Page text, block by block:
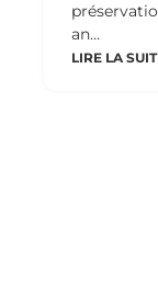
an…
LIRE LA